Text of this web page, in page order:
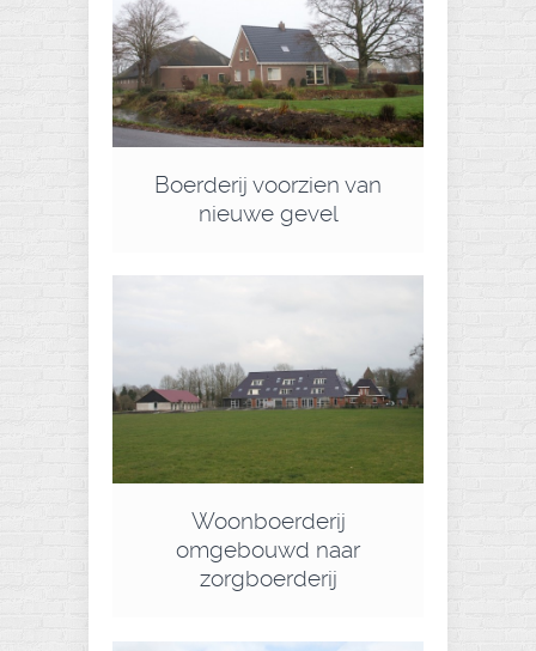
Boerderij voorzien van
nieuwe gevel
Woonboerderij
omgebouwd naar
zorgboerderij